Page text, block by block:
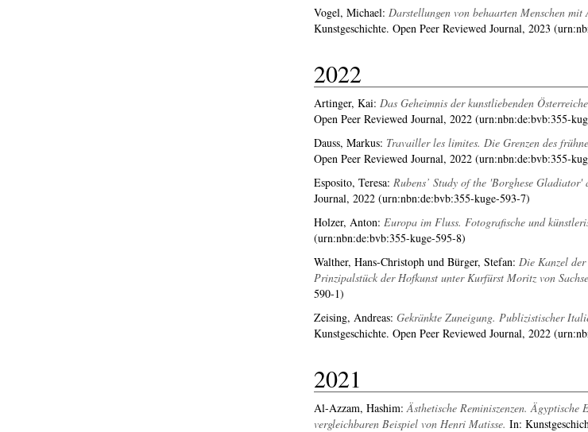
Vogel, Michael: Darstellungen von behaarten Menschen
Kunstgeschichte. Open Peer Reviewed Journal, 2023
2022
Artinger, Kai: Das Geheimnis der kunstliebenden
Open Peer Reviewed Journal, 2022 (urn:nbn:de:bvb:355-
Dauss, Markus: Travailler les limites. Die Grenzen des
Open Peer Reviewed Journal, 2022 (urn:nbn:de:bvb:355-
Esposito, Teresa: Rubens’ Study of the 'Borghese
Journal, 2022 (urn:nbn:de:bvb:355-kuge-593-7)
Holzer, Anton: Europa im Fluss. Fotografische und
(urn:nbn:de:bvb:355-kuge-595-8)
Walther, Hans-Christophund Bürger, Stefan: Die Kanzel
Prinzipalstück der Hofkunst unter Kurfürst Moritz von
590-1)
Zeising, Andreas: Gekränkte Zuneigung. Publizistischer
Kunstgeschichte. Open Peer Reviewed Journal, 2022
2021
Al-Azzam, Hashim:Ästhetische Reminiszenzen.
vergleichbaren Beispiel von Henri Matisse. In: